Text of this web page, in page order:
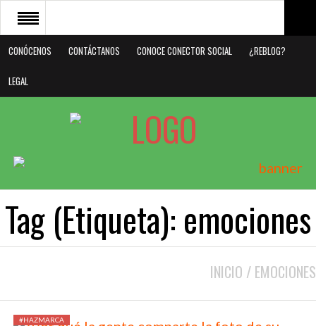
CONÓCENOS CONTÁCTANOS CONOCE CONECTOR SOCIAL ¿REBLOG?
LEGAL
CONOCE CONECTOR SOCIAL
Tag (Etiqueta): emociones
INICIO / EMOCIONES
#HAZMARCA